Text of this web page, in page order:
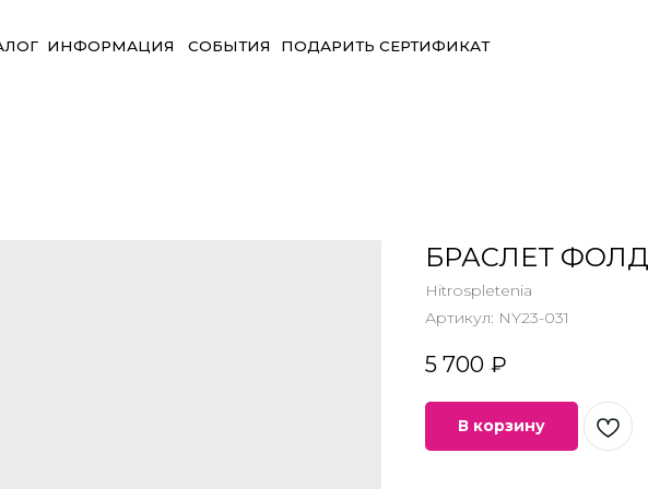
ИНФОРМАЦИЯ СОБЫТИЯ ПОДАРИТЬ СЕРТИФИКАТ
БРАСЛЕТ
Hitrospletenia
Артикул: NY23-031
5 700 ₽
В корзину